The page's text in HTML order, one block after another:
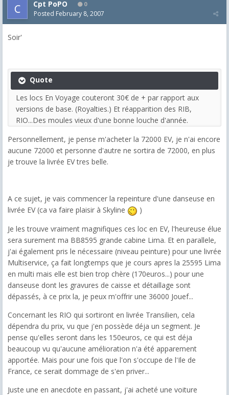
Cpt PoPO 0
Posted February 8, 2007
Soir'
Quote
Les locs En Voyage couteront 30€ de + par rapport aux
versions de base. (Royalties.) Et réapparition des RIB,
RIO...Des moules vieux d'une bonne louche d'année.
Personnellement, je pense m'acheter la 72000 EV, je n'ai encore
aucune 72000 et personne d'autre ne sortira de 72000, en plus
je trouve la livrée EV tres belle.
A ce sujet, je vais commencer la repeinture d'une danseuse en
livrée EV (ca va faire plaisir à Skyline
)
Je les trouve vraiment magnifiques ces loc en EV, l'heureuse élue
sera surement ma BB8595 grande cabine Lima. Et en parallele,
j'ai également pris le nécessaire (niveau peinture) pour une livrée
Multiservice, ça fait longtemps que je cours apres la 25595 Lima
en multi mais elle est bien trop chère (170euros...) pour une
danseuse dont les gravures de caisse et détaillage sont
dépassés, à ce prix la, je peux m'offrir une 36000 Jouef...
Concernant les RIO qui sortiront en livrée Transilien, cela
dépendra du prix, vu que j'en possède déja un segment. Je
pense qu'elles seront dans les 150euros, ce qui est déja
beaucoup vu qu'aucune amélioration n'a été apparement
apportée. Mais pour une fois que l'on s'occupe de l'Ile de
France, ce serait dommage de s'en priver...
Juste une en anecdote en passant, j'ai acheté une voiture